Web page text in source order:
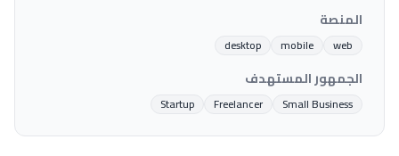
المنصة
web
mobile
desktop
الجمهور المستهدف
Small Business
Freelancer
Startup